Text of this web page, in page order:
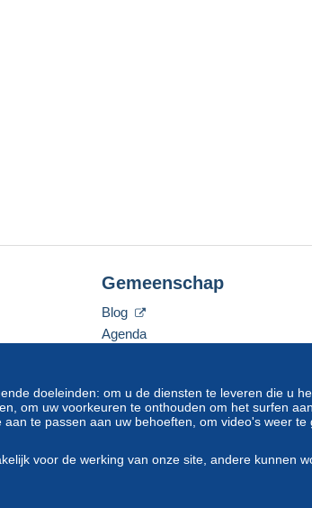
doeleinden: om u de diensten te leveren die u
om uw voorkeuren te onthouden om het surfen
te passen aan uw behoeften, om video's weer
voor de werking van onze site, andere kunnen
Gemeenschap
Blog
Agenda
voorbehouden.